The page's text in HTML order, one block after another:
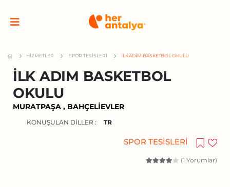
HIZMETLER SPOR TESISLERI İLK ADIM BASKETBOL OKULU
İLK ADIM BASKETBOL
OKULU
MURATPAŞA , BAHÇELIEVLER
KONUŞULAN DILLER : TR
SPOR TESISLERI
(1 Yorumlar)